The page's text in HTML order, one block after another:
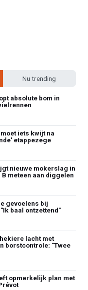
Nu trending
absolute bom in
iets kwijt na
etappezege
nieuwe mokerslag in
B meteen aan diggelen
gevoelens bij
baal ontzettend"
lacht met
borstcontrole: "Twee
opmerkelijk plan met